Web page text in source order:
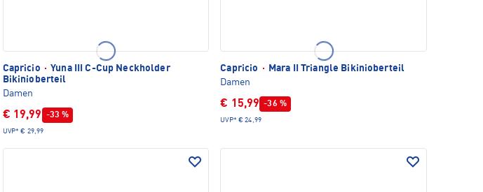
Capricio · Yuna III C-Cup Neckholder
Bikinioberteil
Damen
€ 19,99 -33 %
UVP* € 29,99
Capricio ·
Mara II Triangle Bikinioberteil
Damen
€ 15,99 -36 %
UVP* € 24,99